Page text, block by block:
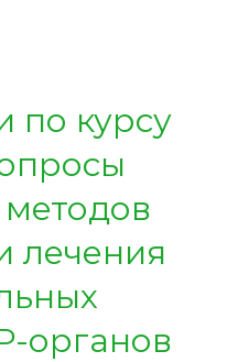
по курсу
лечения
органов